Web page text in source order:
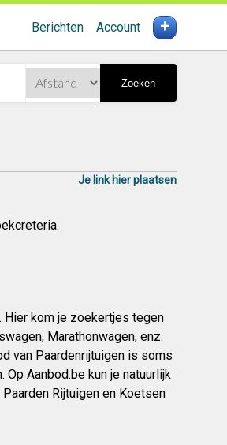
Berichten Account +
Zoeken
Je link hier plaatsen
Hier kom je zoekertjes tegen
Marathonwagen, enz.
van Paardenrijtuigen is soms
Aanbod.be kun je natuurlijk
Rijtuigen en Koetsen